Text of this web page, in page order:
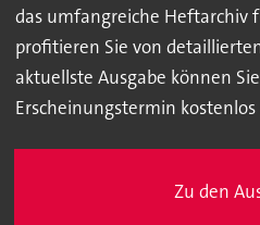
das umfangreiche Heftarchiv
profitieren Sie von
aktuellste Ausgabe können
Erscheinungstermin kostenlos
Zu den